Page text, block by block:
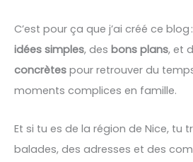
C’est pour ça que j’ai créé ce
idées simples, des bons plans, et
concrètes pour retrouver du
moments complices en famille.
Et si tu es de la région de Nice, tu
balades, des adresses et des